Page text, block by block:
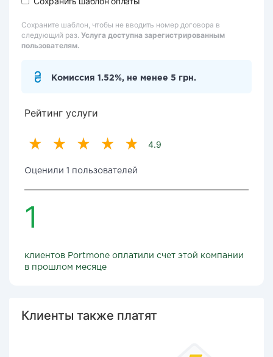
Сохраните шаблон, чтобы не вводить номер договора в
следующий раз. Услуга доступна зарегистрированным
пользователям.
Комиссия 1.52%, не менее 5 грн.
Рейтинг услуги
4.9
Оценили 1 пользователей
1
клиентов Portmone оплатили счет этой компании
в прошлом месяце
Клиенты также платят